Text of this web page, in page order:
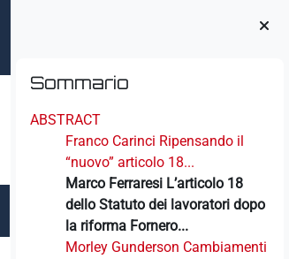
Blocchi
Sommario
ABSTRACT
Franco Carinci Ripensando il
“nuovo” articolo 18...
Marco Ferraresi L’articolo 18
dello Statuto dei lavoratori dopo
la riforma Fornero...
Morley Gunderson Cambiamenti